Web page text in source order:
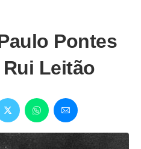
Pontes
Leitão